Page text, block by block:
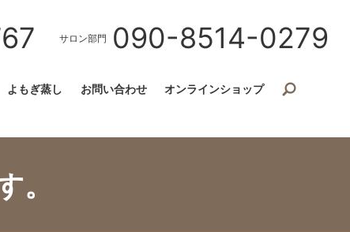
サロン部門 090-8514-0279
よもぎ蒸し お問い合わせ オンラインショップ
。